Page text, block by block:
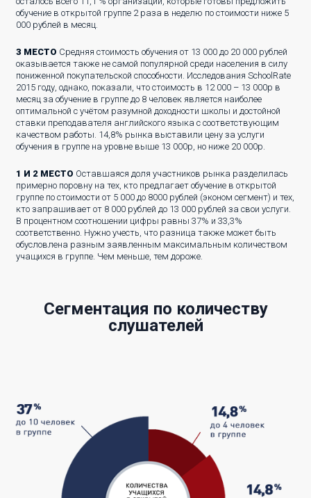
обучение в открытой группе 2 раза в неделю по стоимости ниже 5
000 рублей в месяц.
3 МЕСТО Средняя стоимость обучения от 13 000 до 20 000 рублей
оказывается также не самой популярной среди населения в силу
пониженной покупательской способности. Исследования SchoolRate
2015 году, однако, показали, что стоимость в 12 000 – 13 000р в
месяц за обучение в группе до 8 человек является наиболее
оптимальной с учётом разумной доходности школы и достойной
ставки преподавателя английского языка с соответствующим
качеством работы. 14,8% рынка выставили цену за услуги
обучения в группе на уровне выше 13 000р, но ниже 20 000р.
1 И 2 МЕСТО Оставшаяся доля участников рынка разделилась
примерно поровну на тех, кто предлагает обучение в открытой
группе по стоимости от 5 000 до 8000 рублей (эконом сегмент) и тех,
кто запрашивает от 8 000 рублей до 13 000 рублей за свои услуги.
В процентном соотношении цифры равны 37% и 33,3%
соответственно. Нужно учесть, что разница также может быть
обусловлена разным заявленным максимальным количеством
учащихся в группе. Чем меньше, тем дороже.
Сегментация по количеству
слушателей